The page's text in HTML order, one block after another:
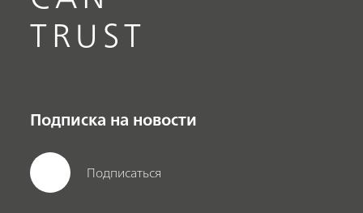
TRUST
Подписка на новости
Подписаться